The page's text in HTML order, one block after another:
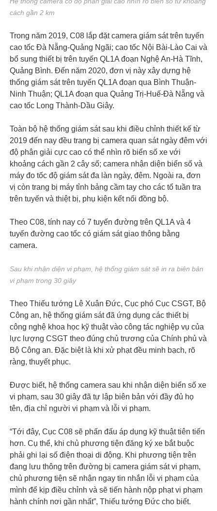
cách gần 2 km
Trong năm 2019, C08 lắp đặt camera giám sát trên tuyến
cao tốc Đà Nẵng-Quảng Ngãi; cao tốc Nội Bài-Lào Cai và
bổ sung thiết bị trên tuyến QL1A đoạn Nghệ An-Hà Tĩnh,
Quảng Bình. Đến năm 2020, đơn vị này xây dựng hệ
thống giám sát trên tuyến QL1A đoạn qua Bình Thuận-
Ninh Thuận; QL1A đoạn qua Quảng Trị-Huế-Đà Nẵng và
cao tốc Long Thành-Dầu Giây.
Toàn bộ hệ thống giám sát sau khi điều chỉnh thiết kế từ
2019 đến nay đều trang bị camera quan sát ngày đêm với
độ phân giải cực cao có thể nhìn rõ biển số xe với
khoảng cách gần 2 cây số; camera nhận diện biển số và
máy đo tốc độ giám sát đa làn ngày, đêm. Ngoài ra, đơn
vị còn trang bị máy tỉnh bảng cầm tay cho các tổ tuần tra
trên tuyến và thiệt bị, phụ kiện kết nối đồng bộ.
Theo C08, tính nay có 7 tuyến đường trên QL1A và 4
tuyến đường cao tốc có giám sát giao thông bằng
camera.
Sau khi nhận diện vi phạm, hệ thống giám sát sẽ in ra biên bản
vi phạm trong 30 giây
Theo Thiếu tướng Lê Xuân Đức, Cục phó Cục CSGT, Bộ
Công an, hệ thống giám sát đã ứng dụng các thiết bị
công nghệ khoa học kỹ thuật vào công tác nghiệp vụ của
lực lượng CSGT theo đúng chủ trương của Chính phủ và
Bộ Công an. Đặc biệt là khi xử phạt đều minh bạch, rõ
ràng, thuyết phục.
Được biết, hệ thống camera sau khi nhận diện biển số xe
vi phạm, sau 30 giây đã tự lập biên bản với đầy đủ họ
tên, địa chỉ người vi phạm và lỗi vi phạm.
“Tới đây, Cục C08 sẽ phấn đấu áp dụng kỹ thuật tiên tiến
hơn. Cụ thể, khi chủ phương tiện đăng ký xe bắt buộc
phải ghi lại số điện thoại di động. Khi phương tiện trên
đang lưu thông trên đường bị camera giám sát vi phạm,
chủ phương tiện sẽ nhận ngay tin nhắn lỗi vi phạm của
mình để kịp điều chỉnh và sẽ tiến hành nộp phạt vi phạm
hành chính nơi gần nhất”, Thiếu tướng Đức cho biết.